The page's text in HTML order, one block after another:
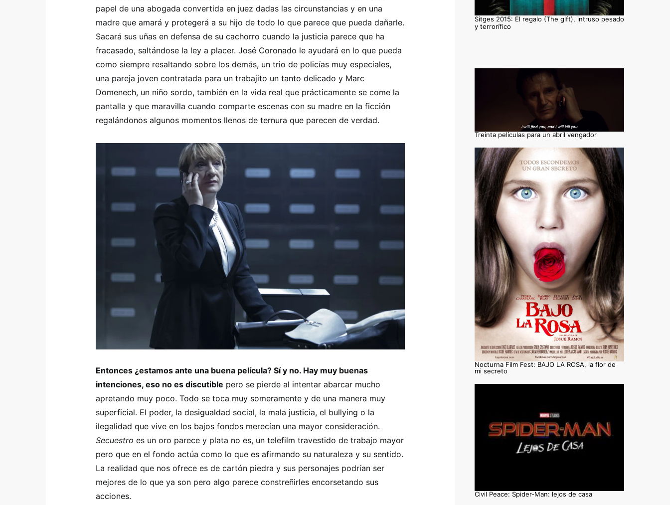
papel de una abogada convertida en juez dadas las circunstancias y en una
madre que amará y protegerá a su hijo de todo lo que parece que pueda dañarle.
Sacará sus uñas en defensa de su cachorro cuando la justicia parece que ha
fracasado, saltándose la ley a placer. José Coronado le ayudará en lo que pueda
como siempre resaltando sobre los demás, un trio de policías muy especiales,
una pareja joven contratada para un trabajito un tanto delicado y Marc
Domenech, un niño sordo, también en la vida real que prácticamente se come la
pantalla y que maravilla cuando comparte escenas con su madre en la ficción
regalándonos algunos momentos llenos de ternura que parecen de verdad.
Entonces ¿estamos ante una buena película? Sí y no. Hay muy buenas
intenciones, eso no es discutible pero se pierde al intentar abarcar mucho
apretando muy poco. Todo se toca muy someramente y de una manera muy
superficial. El poder, la desigualdad social, la mala justicia, el bullying o la
ilegalidad que vive en los bajos fondos merecían una mayor consideración.
Secuestro es un oro parece y plata no es, un telefilm travestido de trabajo mayor
pero que en el fondo actúa como lo que es afirmando su naturaleza y su sentido.
La realidad que nos ofrece es de cartón piedra y sus personajes podrían ser
mejores de lo que ya son pero algo parece constreñirles encorsetando sus
acciones.
Sitges 2015: El regalo (The gift), intruso pesado
y terrorífico
Treinta películas para un abril vengador
Nocturna Film Fest: BAJO LA ROSA, la flor de
mi secreto
Civil Peace: Spider-Man: lejos de casa